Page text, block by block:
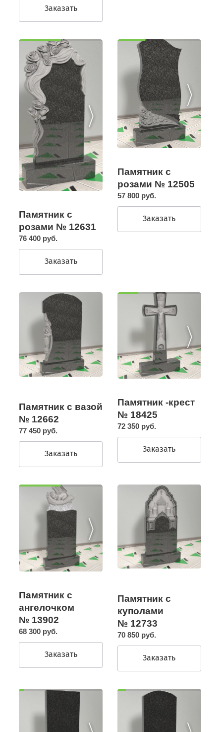
Заказать
Памятник с
розами № 12631
76 400 руб.
Заказать
Памятник с
розами № 12505
57 800 руб.
Заказать
Памятник с вазой
№ 12662
77 450 руб.
Заказать
Памятник -крест
№ 18425
72 350 руб.
Заказать
Памятник с
ангелочком
№ 13902
68 300 руб.
Заказать
Памятник с
куполами
№ 12733
70 850 руб.
Заказать